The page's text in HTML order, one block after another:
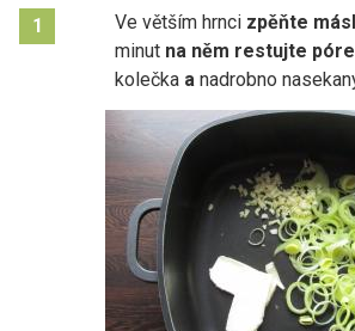
1 Ve větším hrnci zpěňte
minut na něm restujte
kolečka a nadrobno